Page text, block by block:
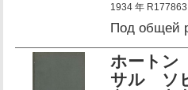
1934 年 R177863
Под общей
ホートン
サル ソ